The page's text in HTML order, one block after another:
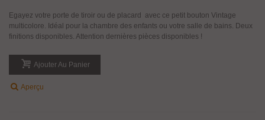
Egayez votre porte de tiroir ou de placard avec ce petit bouton Vintage
multicolore. Idéal pour la chambre des enfants ou votre salle de bains. Deux
finitions disponibles. Attention dernières pièces disponibles !
Ajouter Au Panier
Aperçu